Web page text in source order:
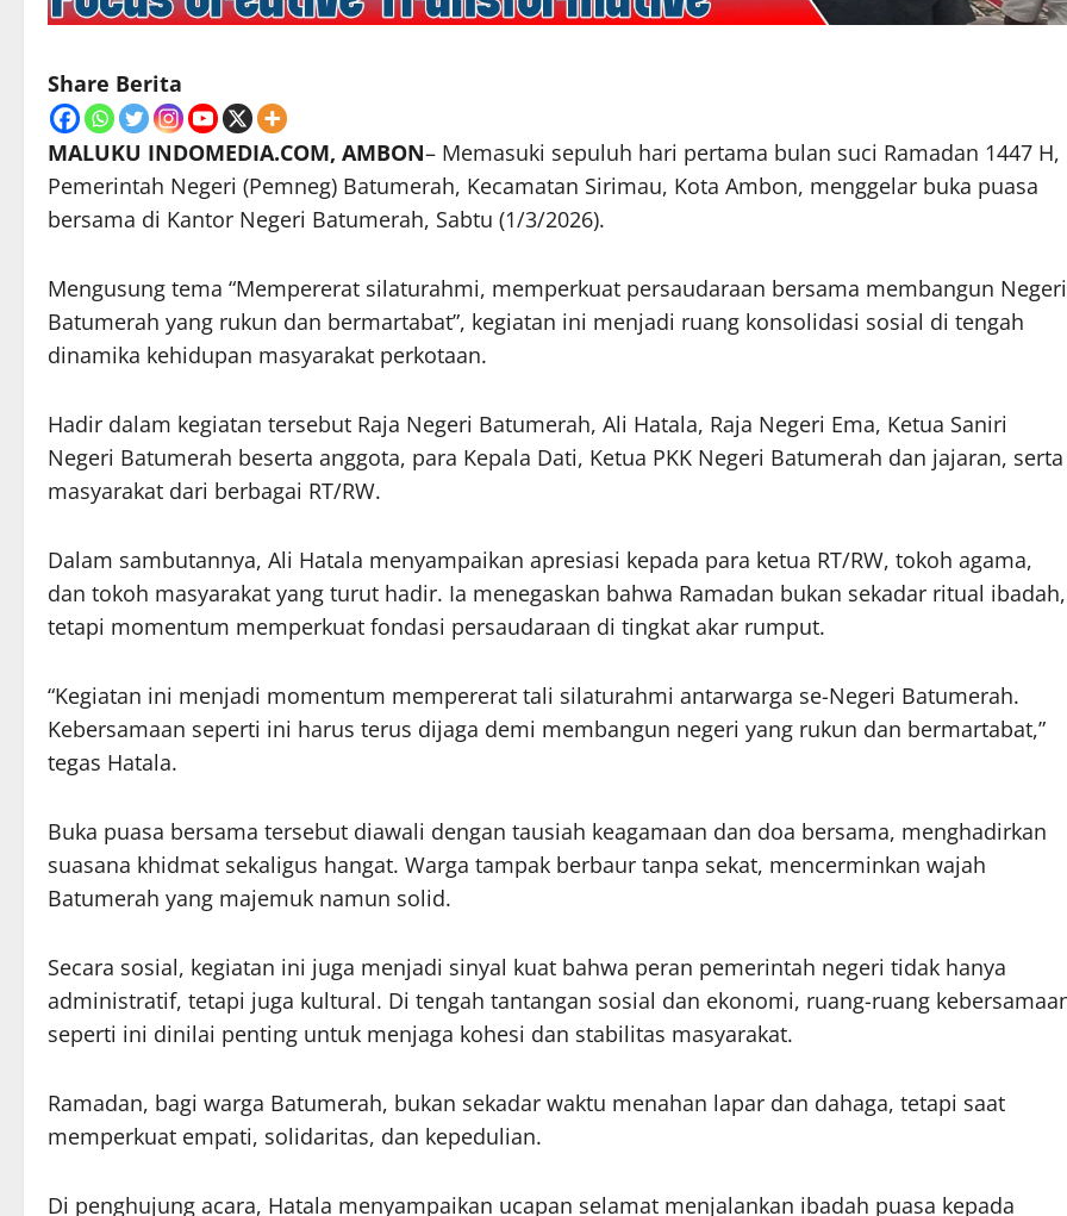
Share Berita
MALUKU INDOMEDIA.COM, AMBON– Memasuki sepuluh hari pertama bulan suci Ramadan 1447 H,
Pemerintah Negeri (Pemneg) Batumerah, Kecamatan Sirimau, Kota Ambon, menggelar buka puasa
bersama di Kantor Negeri Batumerah, Sabtu (1/3/2026).
Mengusung tema “Mempererat silaturahmi, memperkuat persaudaraan bersama membangun Negeri
Batumerah yang rukun dan bermartabat”, kegiatan ini menjadi ruang konsolidasi sosial di tengah
dinamika kehidupan masyarakat perkotaan.
Hadir dalam kegiatan tersebut Raja Negeri Batumerah, Ali Hatala, Raja Negeri Ema, Ketua Saniri
Negeri Batumerah beserta anggota, para Kepala Dati, Ketua PKK Negeri Batumerah dan jajaran, serta
masyarakat dari berbagai RT/RW.
Dalam sambutannya, Ali Hatala menyampaikan apresiasi kepada para ketua RT/RW, tokoh agama,
dan tokoh masyarakat yang turut hadir. Ia menegaskan bahwa Ramadan bukan sekadar ritual ibadah,
tetapi momentum memperkuat fondasi persaudaraan di tingkat akar rumput.
“Kegiatan ini menjadi momentum mempererat tali silaturahmi antarwarga se-Negeri Batumerah.
Kebersamaan seperti ini harus terus dijaga demi membangun negeri yang rukun dan bermartabat,”
tegas Hatala.
Buka puasa bersama tersebut diawali dengan tausiah keagamaan dan doa bersama, menghadirkan
suasana khidmat sekaligus hangat. Warga tampak berbaur tanpa sekat, mencerminkan wajah
Batumerah yang majemuk namun solid.
Secara sosial, kegiatan ini juga menjadi sinyal kuat bahwa peran pemerintah negeri tidak hanya
administratif, tetapi juga kultural. Di tengah tantangan sosial dan ekonomi, ruang-ruang
seperti ini dinilai penting untuk menjaga kohesi dan stabilitas masyarakat.
Ramadan, bagi warga Batumerah, bukan sekadar waktu menahan lapar dan dahaga, tetapi saat
memperkuat empati, solidaritas, dan kepedulian.
Di penghujung acara, Hatala menyampaikan ucapan selamat menjalankan ibadah puasa kepada